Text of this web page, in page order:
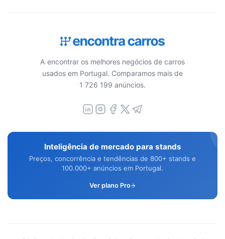
A encontrar os melhores negócios de carros
usados em Portugal. Comparamos mais de
1 726 199 anúncios.
Inteligência de mercado para stands
Preços, concorrência e tendências de 800+ stands e
100.000+ anúncios em Portugal.
Ver plano Pro